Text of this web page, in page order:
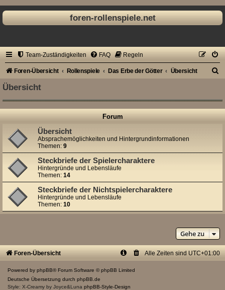
foren-rollenspiele.net
Team-Zuständigkeiten FAQ Regeln
Foren-Übersicht Rollenspiele Das Erbe der Götter Übersicht
h
Übersicht
Forum
Übersicht
Absprachemöglichkeiten und Hintergrundinformationen
Themen: 9
Steckbriefe der Spielercharaktere
Hintergründe und Lebensläufe
Themen: 14
Steckbriefe der Nichtspielercharaktere
Hintergründe und Lebensläufe
Themen: 10
Gehe zu
Foren-Übersicht Alle Zeiten sind UTC+01:00
Powered by phpBB® Forum Software © phpBB Limited
Deutsche Übersetzung durch phpBB.de
Style: X-Creamy by Joyce&Luna phpBB-Style-Design